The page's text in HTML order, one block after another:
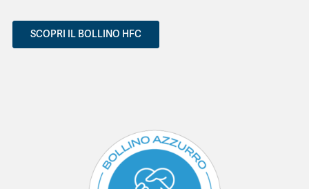
SCOPRI IL BOLLINO HFC